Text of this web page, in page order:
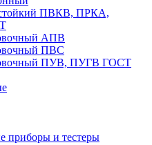
ПВКВ, ПРКА,
АПВ
ПВС
ПУВ, ПУГВ ГОСТ
приборы и тестеры